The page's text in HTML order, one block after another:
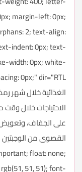
margin-left: 0px;
2; text-align:
indent: 0px; text-
width: 0px; white-
الغذائية خلال شهر
الاحتياجات خلال
على الجفاف،
float: none;
51, 51); font-